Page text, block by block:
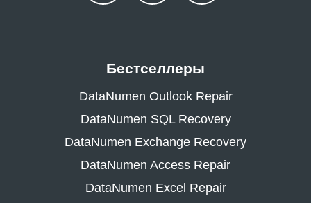
Бестселлеры
DataNumen Outlook Repair
DataNumen SQL Recovery
DataNumen Exchange Recovery
DataNumen Access Repair
DataNumen Excel Repair